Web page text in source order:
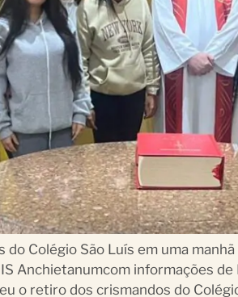
do Colégio São Luís em uma
Anchietanumcom informações
o retiro dos crismandos do